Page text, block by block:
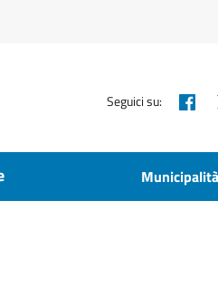
Seguici su:
Municipalità